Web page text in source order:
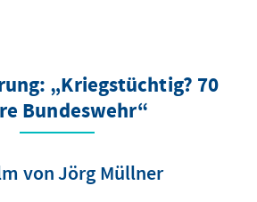
„Kriegstüchtig? 70
Bundeswehr“
von Jörg Müllner